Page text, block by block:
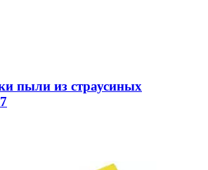
пыли из страусиных